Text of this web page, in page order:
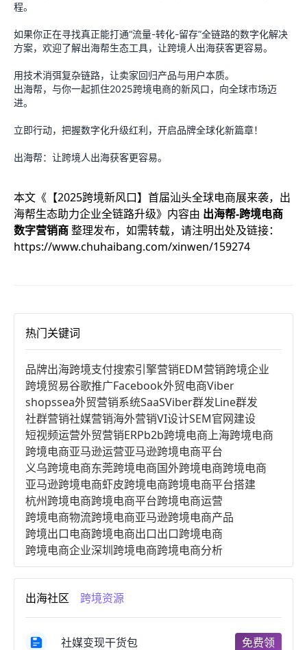
程。
如果你正在寻找真正能打通“流量-转化-留存”全链路的数字化解决
方案，欢迎了解出海帮生态工具，让跨境人出海获客更容易。
用技术消弭复杂链路，让卖家回归产品与用户本质。
出海帮，与你一起抓住2025跨境电商的新风口，向全球市场迈
进。
立即行动，把握数字化升级红利，开启品牌全球化新篇章！
出海帮：让跨境人出海获客更容易。
本文《 【2025跨境新风口】首届汕头全球电商展来袭，出
海帮生态助力企业全链路升级》内容由 出海帮-跨境电商
数字营销商整理发布，如需转载，请注明出处及链接：
https://www.chuhaibang.com/xinwen/159274
热门关键词
品牌出海跨境支付搜索引擎营销EDM营销跨境企业
跨境贸易谷歌推广Facebook外贸电商Viber
shopssea外贸营销系统SaaSViber群发Line群发
社群营销社媒营销海外营销VI设计SEM官网建设
短视频运营外贸营销ERPb2b跨境电商上海跨境电商
跨境电商亚马逊运营亚马逊跨境电商平台
义乌跨境电商东莞跨境电商国外跨境电商跨境电商
亚马逊跨境电商虾皮跨境电商跨境电商平台搭建
杭州跨境电商跨境电商平台跨境电商运营
跨境电商物流跨境电商亚马逊跨境电商产品
跨境出口电商跨境电商出口出口跨境电商
跨境电商企业深圳跨境电商跨境电商分析
进口跨境电商跨境电商服务广州跨境电商
跨境电商市场跨境电商创业跨境电商注册
跨境电商开店跨境电商营销
跨境电商商品个人跨境电商跨境电商案例
出海社区 跨境资源
社媒变现干货包 免费领